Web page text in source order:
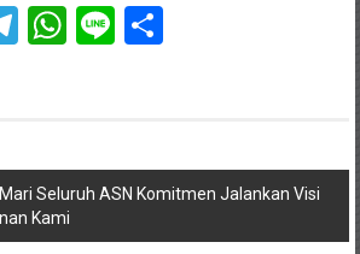
Telegram
WhatsApp
LineShare
Seluruh ASN Komitmen Jalankan Visi
Kami